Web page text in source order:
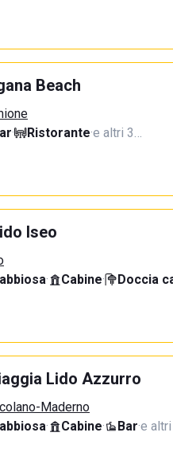
Beach
· Ristorante·e altri 3…
Iseo
· Cabine· Doccia
Lido Azzurro
Maderno
· Cabine· Bar·e